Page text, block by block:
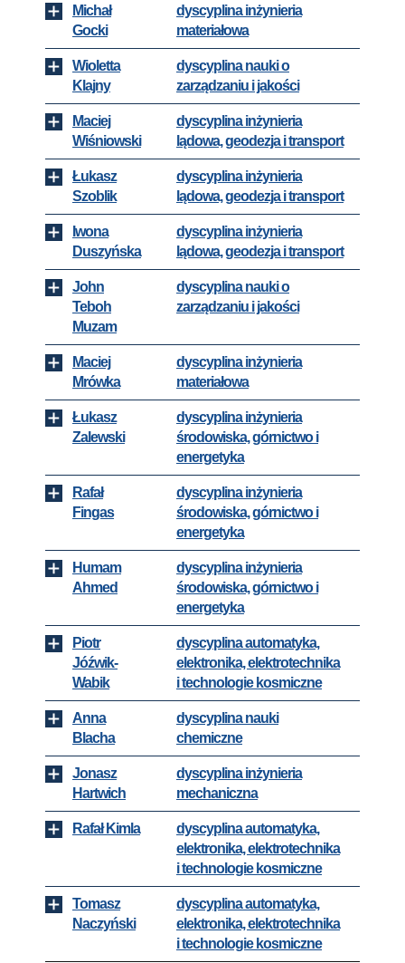
Michał
Gocki
dyscyplina inżynieria
materiałowa
Wioletta
Klajny
dyscyplina nauki o
zarządzaniu i jakości
Maciej
Wiśniowski
dyscyplina inżynieria
lądowa, geodezja i transport
Łukasz
Szoblik
dyscyplina inżynieria
lądowa, geodezja i transport
Iwona
Duszyńska
dyscyplina inżynieria
lądowa, geodezja i transport
John
Teboh
Muzam
dyscyplina nauki o
zarządzaniu i jakości
Maciej
Mrówka
dyscyplina inżynieria
materiałowa
Łukasz
Zalewski
dyscyplina inżynieria
środowiska, górnictwo i
energetyka
Rafał
Fingas
dyscyplina inżynieria
środowiska, górnictwo i
energetyka
Humam
Ahmed
dyscyplina inżynieria
środowiska, górnictwo i
energetyka
Piotr
Jóźwik-
Wabik
dyscyplina automatyka,
elektronika, elektrotechnika
i technologie kosmiczne
Anna
Blacha
dyscyplina nauki
chemiczne
Jonasz
Hartwich
dyscyplina inżynieria
mechaniczna
Rafał Kimla
dyscyplina automatyka,
elektronika, elektrotechnika
i technologie kosmiczne
Tomasz
Naczyński
dyscyplina automatyka,
elektronika, elektrotechnika
i technologie kosmiczne